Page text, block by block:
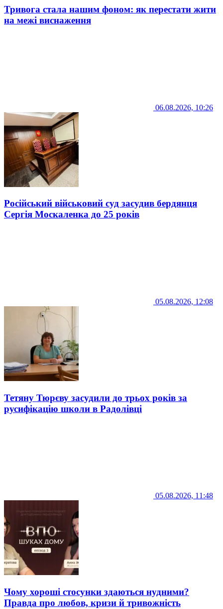
Тривога стала нашим фоном: як перестати жити
на межі виснаження
06.08.2026, 10:26
Російський військовий суд засудив бердянця
Сергія Москаленка до 25 років
05.08.2026, 12:08
Тетяну Тюрєву засудили до трьох років за
русифікацію школи в Радолівці
05.08.2026, 11:48
Чому хороші стосунки здаються нудними?
Правда про любов, кризи й тривожність